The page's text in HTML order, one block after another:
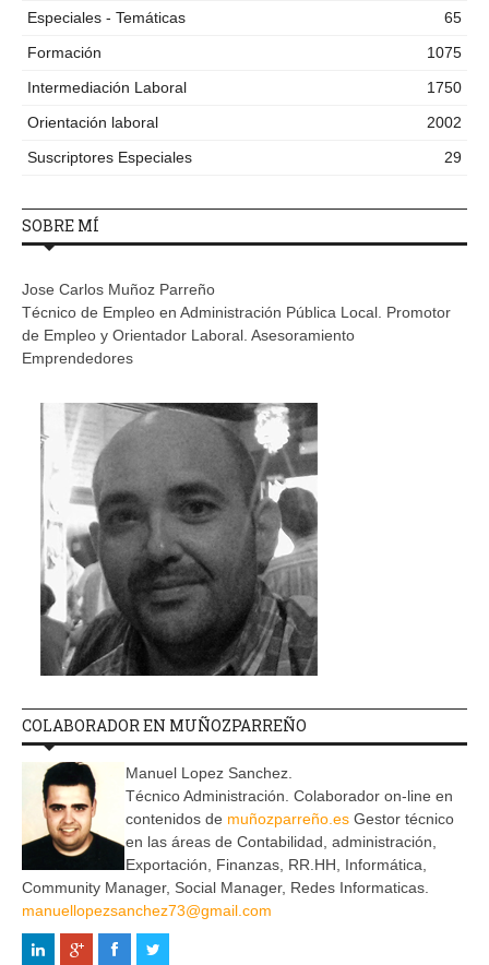
Especiales - Temáticas
65
Formación
1075
Intermediación Laboral
1750
Orientación laboral
2002
Suscriptores Especiales
29
SOBRE MÍ
Jose Carlos Muñoz Parreño
Técnico de Empleo en Administración Pública Local. Promotor
de Empleo y Orientador Laboral. Asesoramiento
Emprendedores
COLABORADOR EN MUÑOZPARREÑO
Manuel Lopez Sanchez.
Técnico Administración. Colaborador on-line en
contenidos de muñozparreño.es Gestor técnico
en las áreas de Contabilidad, administración,
Exportación, Finanzas, RR.HH, Informática,
Community Manager, Social Manager, Redes Informaticas.
manuellopezsanchez73@gmail.com